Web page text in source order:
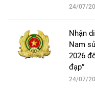
24/07/
Nhận
Nam
2026
đạp”
24/07/